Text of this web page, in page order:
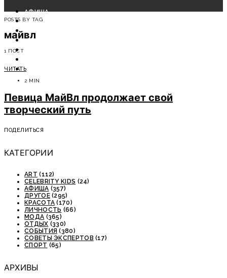
АФИША
СОБЫТИЯ
КРАСОТА
МОДА
СОВЕТЫ ЭКСПЕРТОВ
POSTS BY TAG
майвл
1 ПОСТ
ЧИТАТЬ
2 MIN
Певица МайВл продолжает свой
творческий путь
ПОДЕЛИТЬСЯ
КАТЕГОРИИ
ART (112)
CELEBRITY KIDS (24)
АФИША (357)
ДРУГОЕ(295)
КРАСОТА (170)
ЛИЧНОСТЬ (66)
МОДА (365)
ОТДЫХ (330)
СОБЫТИЯ (380)
СОВЕТЫ ЭКСПЕРТОВ (17)
СПОРТ (65)
АРХИВЫ